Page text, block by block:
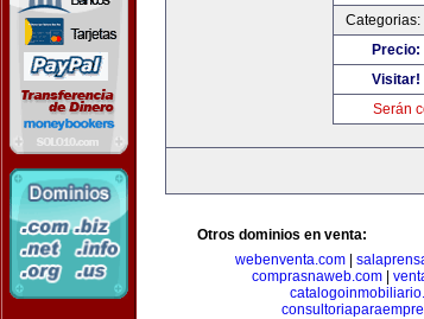
Categorias:
Precio:
Visitar!
Serán
Otros dominios en venta:
webenventa.com
comprasnaweb.com